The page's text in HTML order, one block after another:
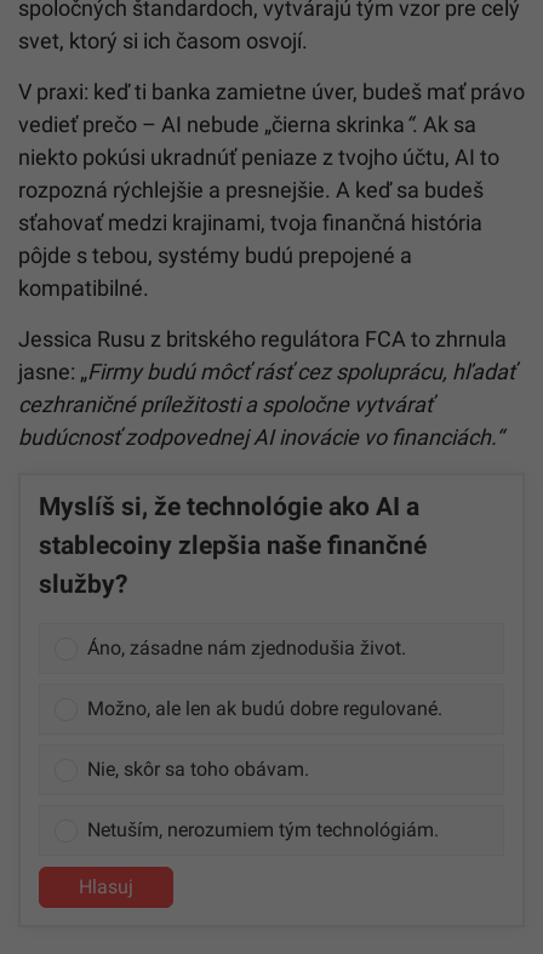
spoločných štandardoch, vytvárajú tým vzor pre celý
svet, ktorý si ich časom osvojí.
V praxi: keď ti banka zamietne úver, budeš mať právo
vedieť prečo – AI nebude „čierna skrinka“. Ak sa
niekto pokúsi ukradnúť peniaze z tvojho účtu, AI to
rozpozná rýchlejšie a presnejšie. A keď sa budeš
sťahovať medzi krajinami, tvoja finančná história
pôjde s tebou, systémy budú prepojené a
kompatibilné.
Jessica Rusu z britského regulátora FCA to zhrnula
jasne: „Firmy budú môcť rásť cez spoluprácu, hľadať
cezhraničné príležitosti a spoločne vytvárať
budúcnosť zodpovednej AI inovácie vo financiách.“
Myslíš si, že technológie ako AI a
stablecoiny zlepšia naše finančné
služby?
Áno, zásadne nám zjednodušia život.
Možno, ale len ak budú dobre regulované.
Nie, skôr sa toho obávam.
Netuším, nerozumiem tým technológiám.
Hlasuj